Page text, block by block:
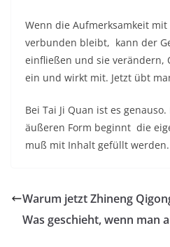
Wenn die Aufmerksamkeit
verbunden bleibt, kann der
einfließen und sie verändern,
ein und wirkt mit. Jetzt übt
Bei Tai Ji Quan ist es
äußeren Form beginnt die
muß mit Inhalt gefüllt werden.
Warum jetzt Zhineng
Was geschieht, wenn man